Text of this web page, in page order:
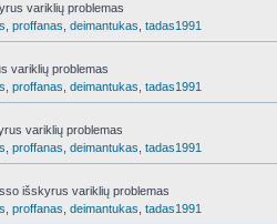
variklių problemas
proffanas deimantukas tadas1991
variklių problemas
proffanas deimantukas tadas1991
variklių problemas
proffanas deimantukas tadas1991
išskyrus variklių problemas
proffanas deimantukas tadas1991